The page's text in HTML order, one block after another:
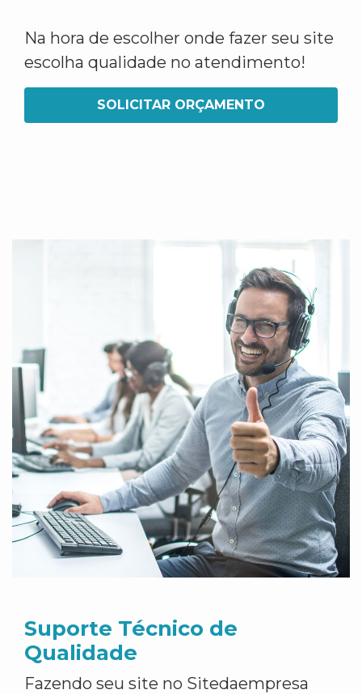
Na hora de escolher onde fazer seu site
escolha qualidade no atendimento!
SOLICITAR ORÇAMENTO
Suporte Técnico de
Qualidade
Fazendo seu site no Sitedaempresa